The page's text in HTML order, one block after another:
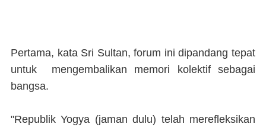
Pertama, kata Sri Sultan, forum ini dipandang tepat
untuk mengembalikan memori kolektif sebagai
bangsa.
"Republik Yogya (jaman dulu) telah merefleksikan